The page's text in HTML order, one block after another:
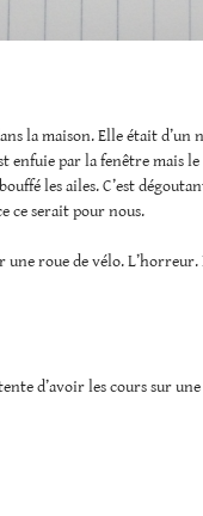
la maison. Elle était d’un
enfuie par la fenêtre mais
les ailes. C’est
ce serait pour nous.
roue de vélo. L’horreur.
d’avoir les cours sur